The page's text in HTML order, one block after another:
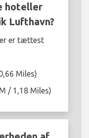
hoteller
Lufthavn?
er tættest
Miles)
/ 1,18 Miles)